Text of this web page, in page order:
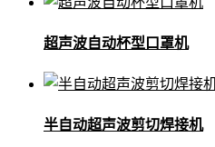
超声波自动杯型口罩机
半自动超声波剪切焊接机